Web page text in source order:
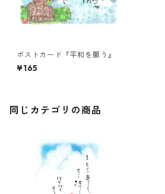
ポストカード『平和を願う』
¥165
同じカテゴリの商品